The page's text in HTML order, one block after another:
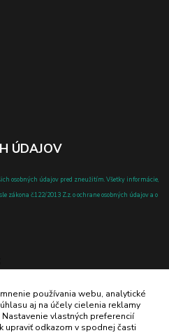
ÚDAJOV
osobných údajov pred zneužitím. Všetky informácie,
zákona č.122/2013 Z.z. o ochrane osobných údajov a o
používania webu, analytické
aj na účely cielenia reklamy
vlastných preferencií
upraviť odkazom v spodnej časti